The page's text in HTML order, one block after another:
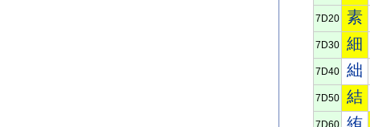
7D20 素
7D30 細
7D40 絀
7D50 結
7D60 絠